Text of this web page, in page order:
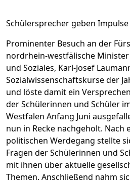
Schülersprecher geben
Prominenter Besuch an der
nordrhein-westfälische
und Soziales, Karl-Josef
Sozialwissenschaftskurse der
und löste damit ein
der Schülerinnen und Schüler
Westfalen Anfang Juni
nun in Recke nachgeholt. Nach
politischen Werdegang stellte
Fragen der Schülerinnen und
mit ihnen über aktuelle
Themen. Anschließend nahm